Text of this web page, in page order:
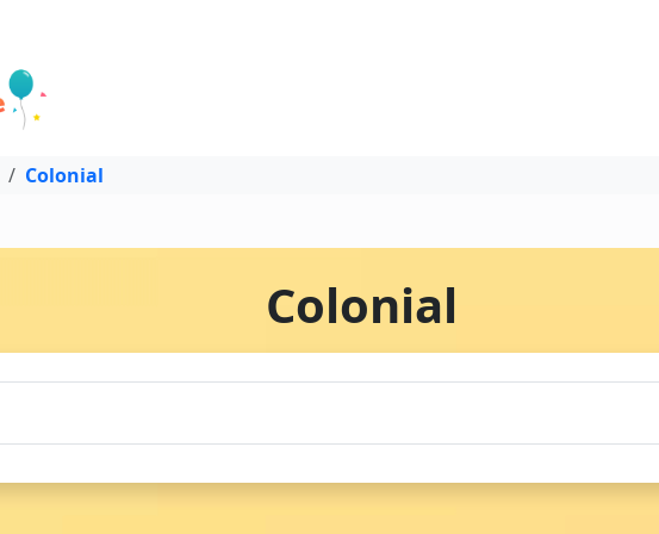
Colonial
Colonial